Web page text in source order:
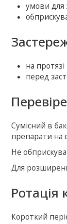
умови для
на
перед
Сумісний в
препарати на
Не
Для
Ротація
Короткий